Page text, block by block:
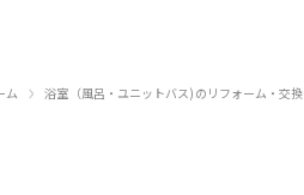
ム › 浴室（風呂・ユニットバス)のリフォーム・交換